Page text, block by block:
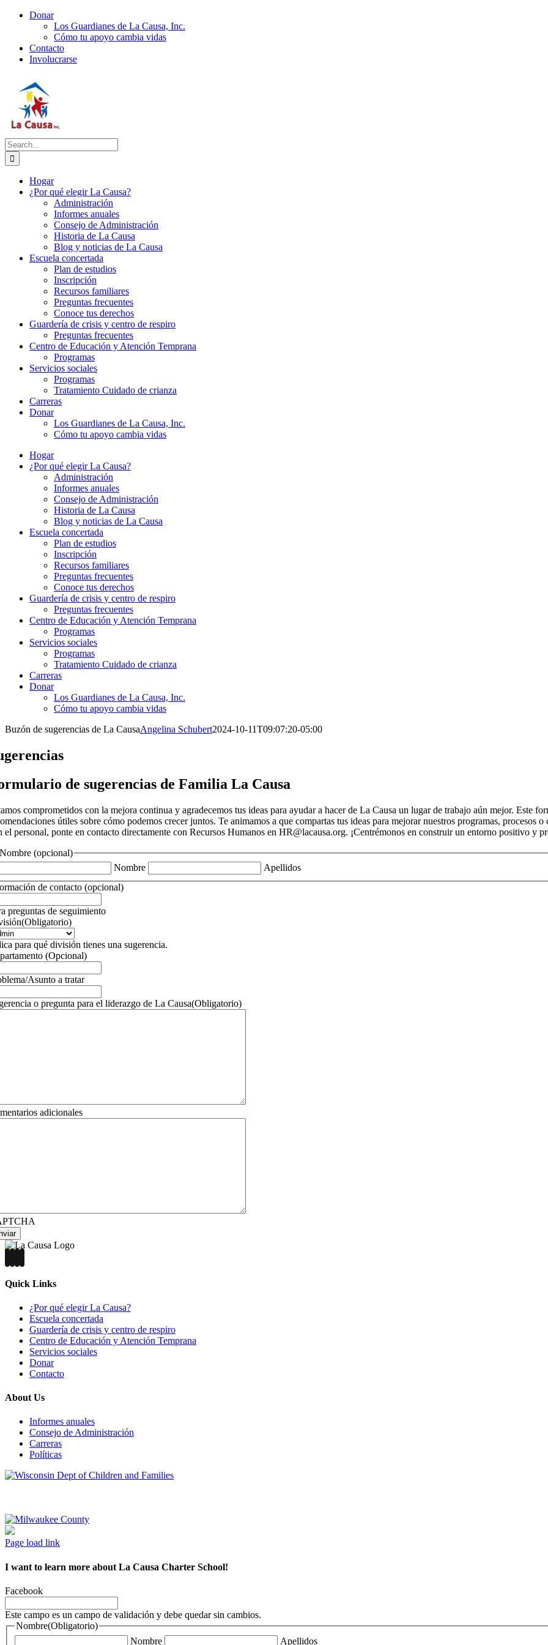
Skip
Donar
Los Guardianes de La Causa, Inc.
Cómo tu apoyo cambia vidas
Contacto
Involucrarse
Search
for:
Hogar
¿Por qué elegir La Causa?
Administración
Informes anuales
Consejo de Administración
Historia de La Causa
Blog y noticias de La Causa
Escuela concertada
Plan de estudios
Inscripción
Recursos familiares
Preguntas frecuentes
Conoce tus derechos
Guardería de crisis y centro de respiro
Preguntas frecuentes
Centro de Educación y Atención Temprana
Programas
Servicios sociales
Programas
Tratamiento Cuidado de crianza
Carreras
Donar
Los Guardianes de La Causa, Inc.
Cómo tu apoyo cambia vidas
Hogar
¿Por qué elegir La Causa?
Administración
Informes anuales
Consejo de Administración
Historia de La Causa
Blog y noticias de La Causa
Escuela concertada
Plan de estudios
Inscripción
Recursos familiares
Preguntas frecuentes
Conoce tus derechos
Guardería de crisis y centro de respiro
Preguntas frecuentes
Centro de Educación y Atención Temprana
Programas
Servicios sociales
Programas
Tratamiento Cuidado de crianza
Carreras
Donar
Los Guardianes de La Causa, Inc.
Cómo tu apoyo cambia vidas
Buzón de sugerencias de La CausaAngelina Schubert2024-10-11T09:07:20-05:00
de sugerencias de Familia La Causa
comprometidos con la mejora continua y agradecemos tus ideas para ayudar a hacer de La Causa un lugar de trabajo aún mejor. Este
útiles sobre cómo podemos crecer juntos. Te animamos a que compartas tus ideas para mejorar nuestros programas, procesos
el personal, ponte en contacto directamente con Recursos Humanos en HR@lacausa.org. ¡Centrémonos en construir un entorno positivo y
Nombre (opcional)
Nombre
Apellidos
de contacto (opcional)
preguntas de seguimiento
(Obligatorio)
para qué división tienes una sugerencia.
(Opcional)
Asunto a tratar
o pregunta para el liderazgo de La Causa(Obligatorio)
adicionales
Quick Links
¿Por qué elegir La Causa?
Escuela concertada
Guardería de crisis y centro de respiro
Centro de Educación y Atención Temprana
Servicios sociales
Donar
Contacto
About Us
Informes anuales
Consejo de Administración
Carreras
Políticas
Page load link
I want to learn more about La Causa Charter School!
Facebook
Este campo es un campo de validación y debe quedar sin cambios.
Nombre(Obligatorio)
Nombre
Apellidos